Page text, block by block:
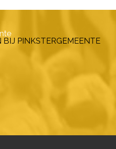
BIJ PINKSTERGEMEENTE